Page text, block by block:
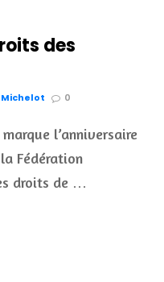
des
Michelot 0
l’anniversaire
Fédération
droits de …